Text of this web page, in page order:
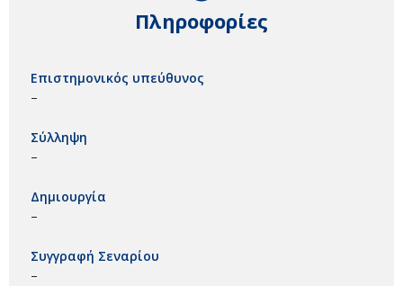
Πληροφορίες
Επιστημονικός υπεύθυνος
–
Σύλληψη
–
Δημιουργία
–
Συγγραφή Σεναρίου
–